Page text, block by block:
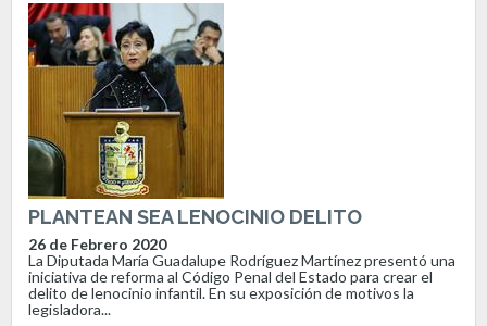
PLANTEAN SEA LENOCINIO DELITO
26 de Febrero 2020
La Diputada María Guadalupe Rodríguez Martínez presentó una
iniciativa de reforma al Código Penal del Estado para crear el
delito de lenocinio infantil. En su exposición de motivos la
legisladora...